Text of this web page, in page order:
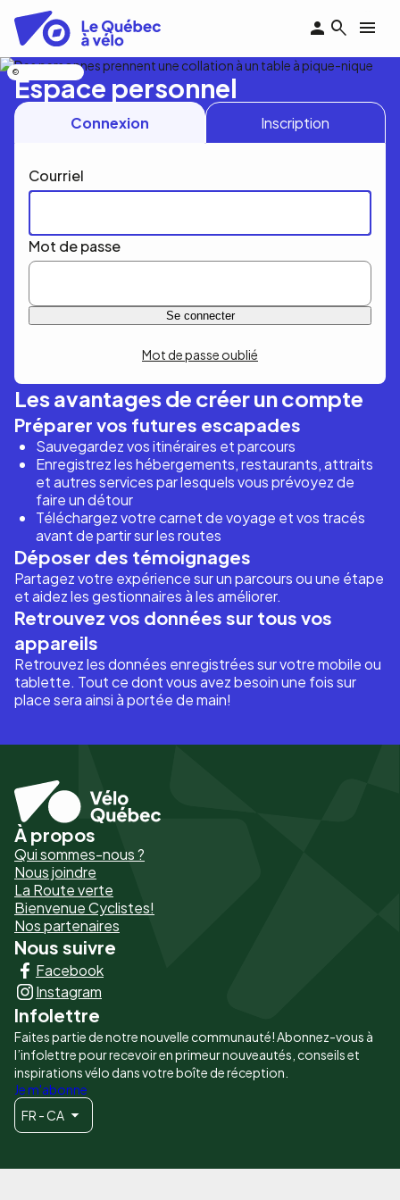
contenu
principal
Espace personnel
Connexion Inscription
Courriel
Mot de passe
Mot de passe oublié
Les avantages de créer un compte
Préparer vos futures escapades
Sauvegardez vos itinéraires et parcours
Enregistrez les hébergements, restaurants, attraits
et autres services par lesquels vous prévoyez de
faire un détour
Téléchargez votre carnet de voyage et vos tracés
avant de partir sur les routes
Déposer des témoignages
Partagez votre expérience sur un parcours ou une étape
et aidez les gestionnaires à les améliorer.
Retrouvez vos données sur tous vos
appareils
Retrouvez les données enregistrées sur votre mobile ou
tablette. Tout ce dont vous avez besoin une fois sur
place sera ainsi à portée de main!
Pied
de
page
-
Liens
principaux
À propos
Qui sommes-nous ?
Nous joindre
La Route verte
Bienvenue Cyclistes!
Nos partenaires
Nous suivre
Facebook
Instagram
Infolettre
Faites partie de notre nouvelle communauté! Abonnez-vous à
l’infolettre pour recevoir en primeur nouveautés, conseils et
inspirations vélo dans votre boîte de réception.
Je m'abonne
FR - CA